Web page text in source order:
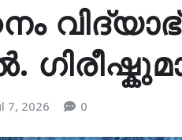
7, 2026 0